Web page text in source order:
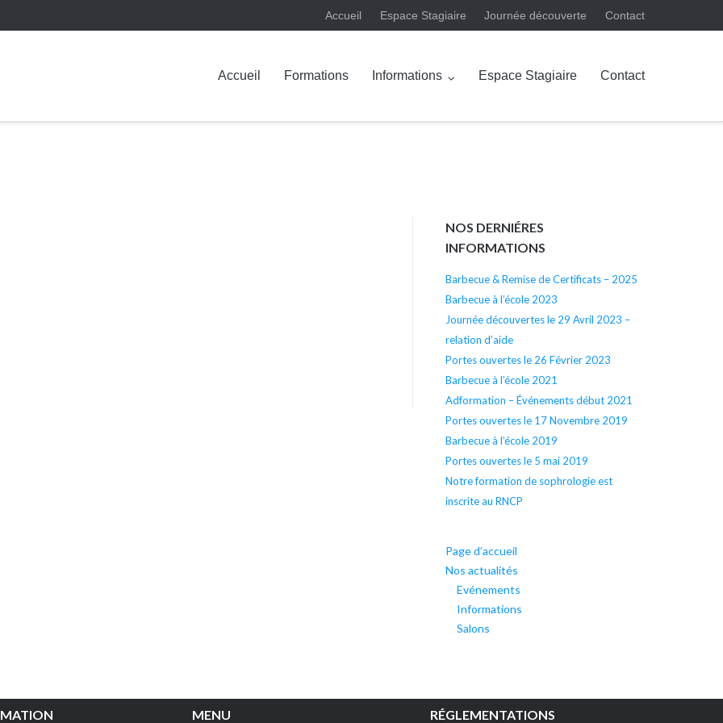
Accueil Espace Stagiaire Journée découverte Contact
Accueil Formations Informations Espace Stagiaire Contact
NOS DERNIÉRES
INFORMATIONS
Barbecue & Remise de Certificats – 2025
Barbecue à l’école 2023
Journée découvertes le 29 Avril 2023 –
relation d’aide
Portes ouvertes le 26 Février 2023
Barbecue à l’école 2021
Adformation – Événements début 2021
Portes ouvertes le 17 Novembre 2019
Barbecue à l’école 2019
Portes ouvertes le 5 mai 2019
Notre formation de sophrologie est
inscrite au RNCP
Page d’accueil
Nos actualités
Evénements
Informations
Salons
MENU RÉGLEMENTATIONS